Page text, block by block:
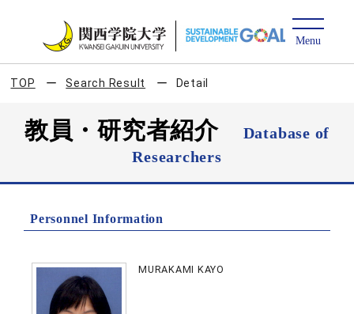
TOP Search Result Detail
教員・研究者紹介
Database of
Researchers
Personnel Information
MURAKAMI KAYO